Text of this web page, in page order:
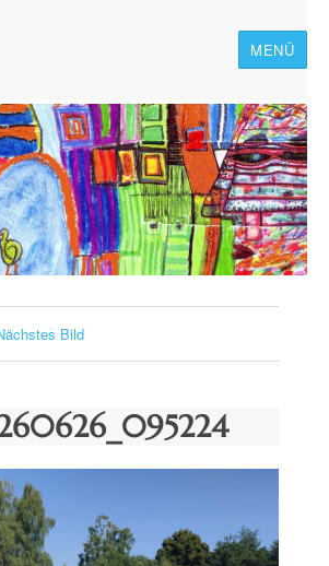
MENÜ
Bild